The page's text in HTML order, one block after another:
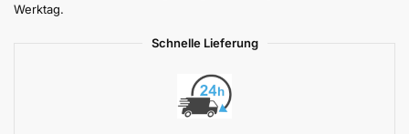
Werktag.
Schnelle Lieferung